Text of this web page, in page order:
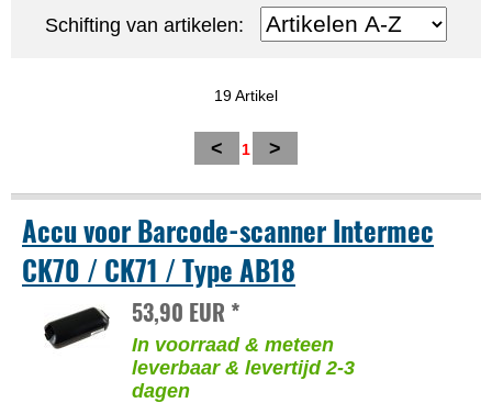
Schifting van artikelen:
19 Artikel
< 1 >
Accu voor Barcode-scanner Intermec
CK70 / CK71 / Type AB18
53,90 EUR *
In voorraad & meteen
leverbaar & levertijd 2-3
dagen